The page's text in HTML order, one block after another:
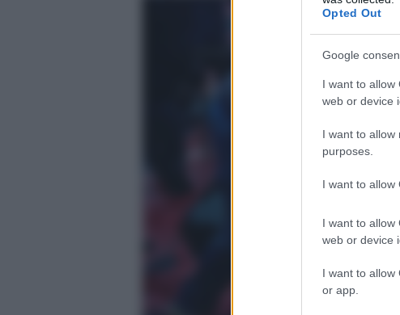
Opted Out
Google
I want to allow
web or device
I want to allow
purposes.
I want to allow
I want to allow
web or device
I want to allow
or app.